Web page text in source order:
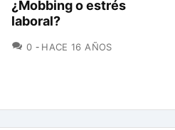
¿Mobbing o estrés
laboral?
0 COMENTARIOS
HACE 16 AÑOS